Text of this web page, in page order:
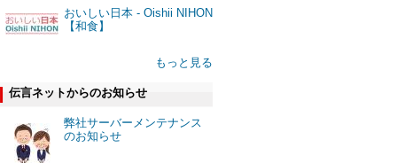
おいしい日本 - Oishii NIHON
【和食】
もっと見る
伝言ネットからのお知らせ
弊社サーバーメンテナンス
のお知らせ